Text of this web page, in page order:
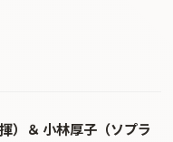
）＆ 小林厚子（ソプラ